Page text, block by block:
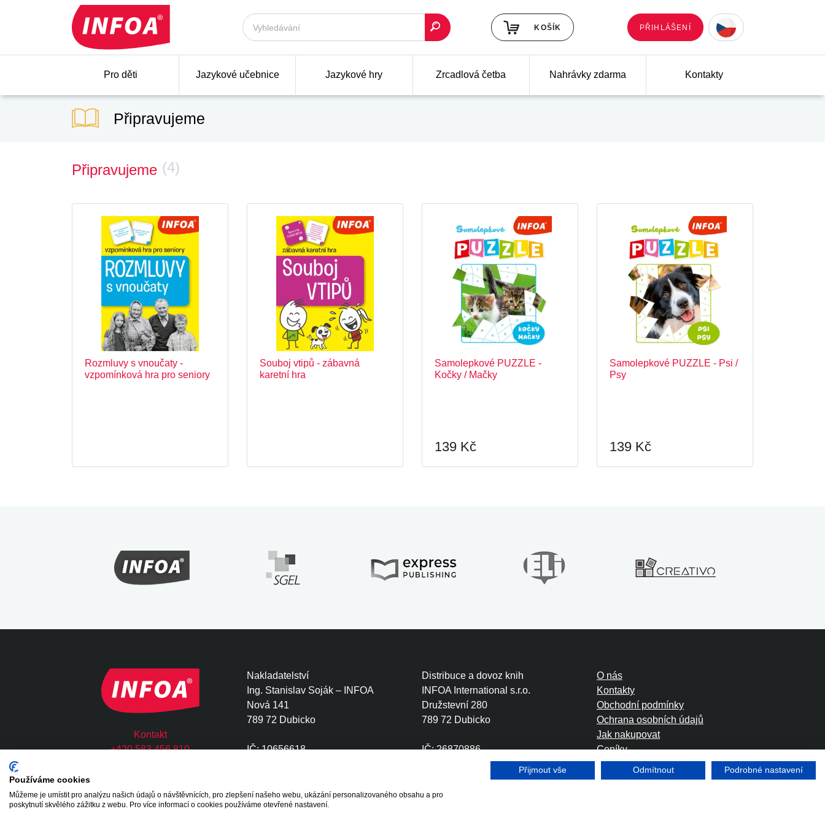
KOŠÍK PŘIHLÁŠENÍ
Pro děti Jazykové učebnice Jazykové hry Zrcadlová četba Nahrávky zdarma Kontakty
Připravujeme
Připravujeme (4)
Rozmluvy s vnoučaty -
vzpomínková hra pro seniory
Souboj vtipů - zábavná
karetní hra
Samolepkové PUZZLE -
Kočky / Mačky
139 Kč
Samolepkové PUZZLE - Psi /
Psy
139 Kč
Kontakt
+420 583 456 810
Nakladatelství
Ing. Stanislav Soják – INFOA
Nová 141
789 72 Dubicko
IČ: 10656618
Distribuce a dovoz knih
INFOA International s.r.o.
Družstevní 280
789 72 Dubicko
IČ: 26870886
DIČ: CZ26870886
O nás
Kontakty
Obchodní podmínky
Ochrana osobních údajů
Jak nakupovat
Ceníky
Foreign Rights
Copyright © 2020 - 2026 INFOA International s.r.o.
Používáme cookies
Můžeme je umístit pro analýzu našich údajů o návštěvnících, pro zlepšení našeho webu, ukázání personalizovaného obsahu a pro
poskytnutí skvělého zážitku z webu. Pro více informací o cookies používáme otevřené nastavení.
Přijmout vše Odmítnout Podrobné nastavení